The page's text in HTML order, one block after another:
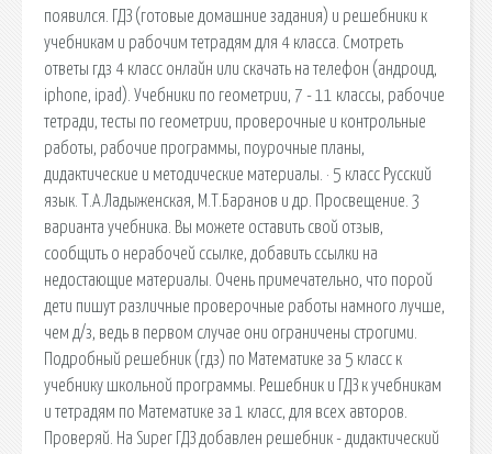
появился. ГДЗ (готовые домашние задания) и решебники к
учебникам и рабочим тетрадям для 4 класса. Смотреть
ответы гдз 4 класс онлайн или скачать на телефон (андроид,
iphone, ipad). Учебники по геометрии, 7 - 11 классы, рабочие
тетради, тесты по геометрии, проверочные и контрольные
работы, рабочие программы, поурочные планы,
дидактические и методические материалы. · 5 класс Русский
язык. Т.А.Ладыженская, М.Т.Баранов и др. Просвещение. 3
варианта учебника. Вы можете оставить свой отзыв,
сообщить о нерабочей ссылке, добавить ссылки на
недостающие материалы. Очень примечательно, что порой
дети пишут различные проверочные работы намного лучше,
чем д/з, ведь в первом случае они ограничены строгими.
Подробный решебник (гдз) по Математике за 5 класс к
учебнику школьной программы. Решебник и ГДЗ к учебникам
и тетрадям по Математике за 1 класс, для всех авторов.
Проверяй. На Super ГДЗ добавлен решебник - дидактический